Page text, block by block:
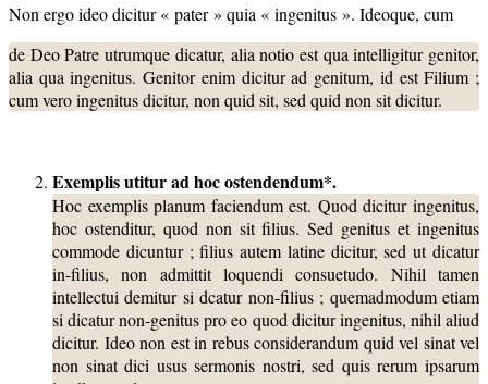
Non ergo ideo dicitur « pater » quia « ingenitus ». Ideoque, cum
de Deo Patre utrumque dicatur, alia notio est qua intelligitur genitor,
alia qua ingenitus. Genitor enim dicitur ad genitum, id est Filium ;
cum vero ingenitus dicitur, non quid sit, sed quid non sit dicitur.
Exemplis utitur ad hoc ostendendum*.
Hoc exemplis planum faciendum est. Quod dicitur ingenitus,
hoc ostenditur, quod non sit filius. Sed genitus et ingenitus
commode dicuntur ; filius autem latine dicitur, sed ut dicatur
in-filius, non admittit loquendi consuetudo. Nihil tamen
intellectui demitur si dcatur non-filius ; quemadmodum etiam
si dicatur non-genitus pro eo quod dicitur ingenitus, nihil aliud
dicitur. Ideo non est in rebus considerandum quid vel sinat vel
non sinat dici usus sermonis nostri, sed quis rerum ipsarum